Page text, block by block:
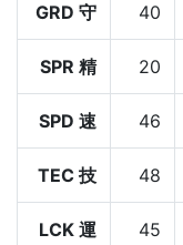
GRD 守 40
SPR 精 20
SPD 速 46
TEC 技 48
LCK 運 45